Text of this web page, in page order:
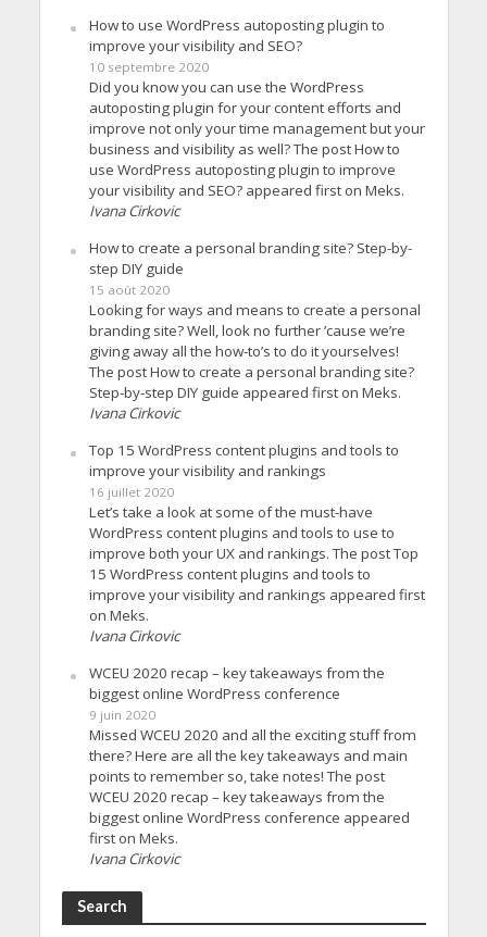
How to use WordPress autoposting plugin to
improve your visibility and SEO?
10 septembre 2020
Did you know you can use the WordPress
autoposting plugin for your content efforts and
improve not only your time management but your
business and visibility as well? The post How to
use WordPress autoposting plugin to improve
your visibility and SEO? appeared first on Meks.
Ivana Cirkovic
How to create a personal branding site? Step-by-
step DIY guide
15 août 2020
Looking for ways and means to create a personal
branding site? Well, look no further ’cause we’re
giving away all the how-to’s to do it yourselves!
The post How to create a personal branding site?
Step-by-step DIY guide appeared first on Meks.
Ivana Cirkovic
Top 15 WordPress content plugins and tools to
improve your visibility and rankings
16 juillet 2020
Let’s take a look at some of the must-have
WordPress content plugins and tools to use to
improve both your UX and rankings. The post Top
15 WordPress content plugins and tools to
improve your visibility and rankings appeared first
on Meks.
Ivana Cirkovic
WCEU 2020 recap – key takeaways from the
biggest online WordPress conference
9 juin 2020
Missed WCEU 2020 and all the exciting stuff from
there? Here are all the key takeaways and main
points to remember so, take notes! The post
WCEU 2020 recap – key takeaways from the
biggest online WordPress conference appeared
first on Meks.
Ivana Cirkovic
Search